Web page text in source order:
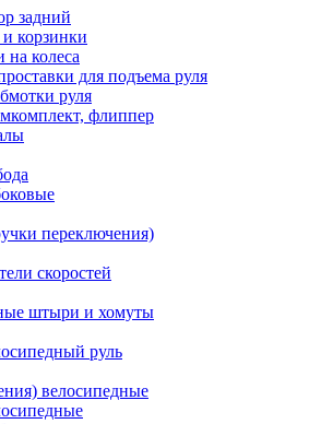
задний
корзинки
на колеса
для подъема руля
руля
флиппер
переключения)
скоростей
штыри и хомуты
руль
велосипедные